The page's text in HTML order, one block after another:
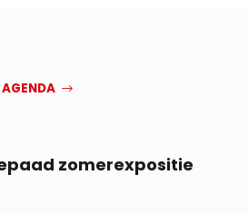
zomerexpositie